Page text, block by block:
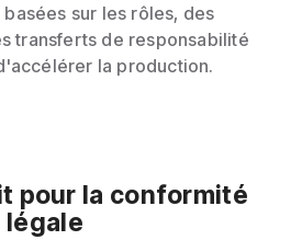
sur les rôles, des
transferts de responsabilité
la production.
pour la conformité
légale